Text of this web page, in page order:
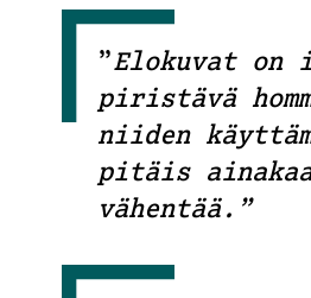
”Elokuvat on
piristävä
niiden
pitäis
vähentää.”